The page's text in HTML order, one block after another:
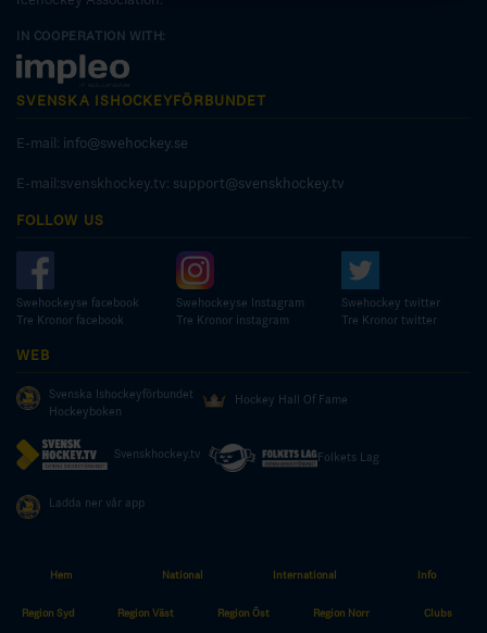
Hem National International Info
Region Syd Region Väst Region Öst Region Norr Clubs
IN COOPERATION WITH:
SVENSKA ISHOCKEYFÖRBUNDET
E-mail: info@swehockey.se
E-mail:svenskhockey.tv: support@svenskhockey.tv
FOLLOW US
Swehockeyse facebook
Tre Kronor facebook
Swehockeyse Instagram
Tre Kronor instagram
Swehockey twitter
Tre Kronor twitter
WEB
Svenska Ishockeyförbundet
Hockeyboken
Hockey Hall Of Fame
Svenskhockey.tv Folkets Lag
Ladda ner vår app